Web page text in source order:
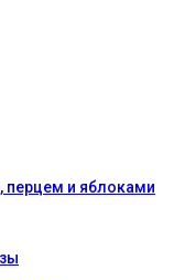
и яблоками